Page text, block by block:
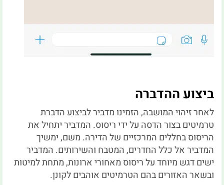
ביצוע ההדברה
לאחר זיהוי המושבה, הזמינו מדביר לביצוע הדברת
טרמיטים בצור הדסה על ידי ריסוס. המדביר יתחיל את
הריסוס בחללים המרכזיים של הדירה. משם, ימשיך
המדביר אל כלל החדרים, המטבח והשירותים. המדביר
ישים דגש מיוחד על ריסוס מאחורי ארונות, מתחת למיטות
ובשאר האזורים בהם הטרמיטים אוהבים לקונן.